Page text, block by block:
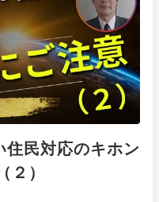
住民対応のキホン
２）